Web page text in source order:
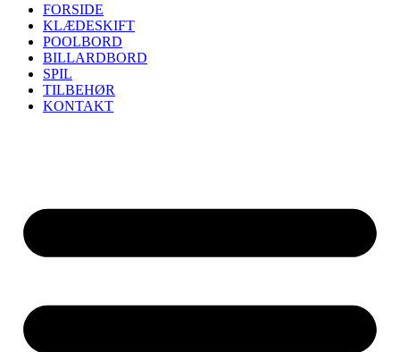
FORSIDE
KLÆDESKIFT
POOLBORD
BILLARDBORD
SPIL
TILBEHØR
KONTAKT